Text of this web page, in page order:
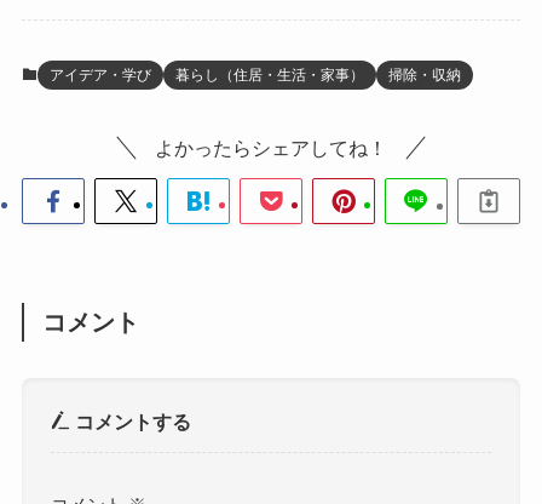
アイデア・学び 暮らし（住居・生活・家事） 掃除・収納
よかったらシェアしてね！
コメント
コメントする